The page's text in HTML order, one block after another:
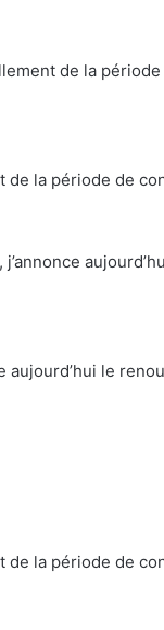
de la
de la période de
j’annonce
aujourd’hui le
de la période de